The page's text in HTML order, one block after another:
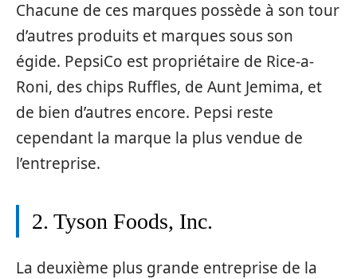
Chacune de ces marques possède à son tour
d’autres produits et marques sous son
égide. PepsiCo est propriétaire de Rice-a-
Roni, des chips Ruffles, de Aunt Jemima, et
de bien d’autres encore. Pepsi reste
cependant la marque la plus vendue de
l’entreprise.
2. Tyson Foods, Inc.
La deuxième plus grande entreprise de la